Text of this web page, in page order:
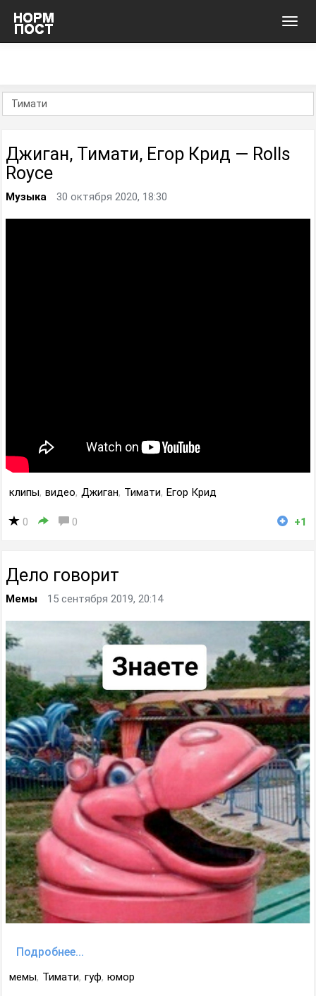
Джиган, Тимати, Егор Крид — Rolls
Royce
Музыка 30 октября 2020, 18:30
клипы, видео, Джиган, Тимати, Егор Крид
0 0 +1
Дело говорит
Мемы 15 сентября 2019, 20:14
Подробнее...
мемы, Тимати, гуф, юмор